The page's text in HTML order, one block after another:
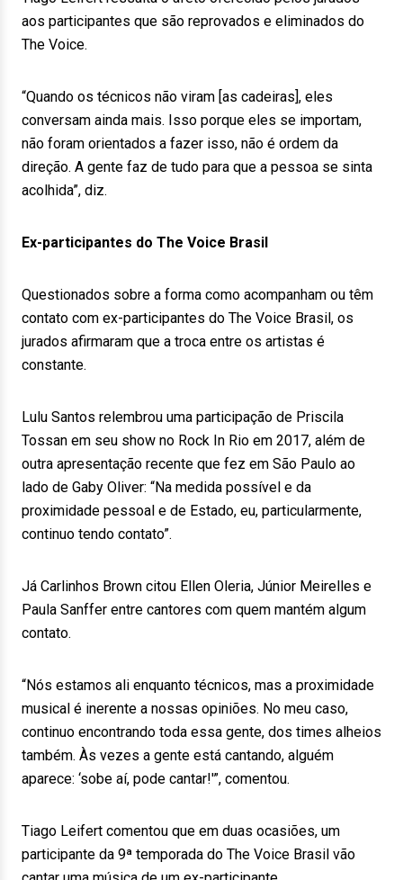
aos participantes que são reprovados e eliminados do
The Voice.
“Quando os técnicos não viram [as cadeiras], eles
conversam ainda mais. Isso porque eles se importam,
não foram orientados a fazer isso, não é ordem da
direção. A gente faz de tudo para que a pessoa se sinta
acolhida”, diz.
Ex-participantes do The Voice Brasil
Questionados sobre a forma como acompanham ou têm
contato com ex-participantes do The Voice Brasil, os
jurados afirmaram que a troca entre os artistas é
constante.
Lulu Santos relembrou uma participação de Priscila
Tossan em seu show no Rock In Rio em 2017, além de
outra apresentação recente que fez em São Paulo ao
lado de Gaby Oliver: “Na medida possível e da
proximidade pessoal e de Estado, eu, particularmente,
continuo tendo contato”.
Já Carlinhos Brown citou Ellen Oleria, Júnior Meirelles e
Paula Sanffer entre cantores com quem mantém algum
contato.
“Nós estamos ali enquanto técnicos, mas a proximidade
musical é inerente a nossas opiniões. No meu caso,
continuo encontrando toda essa gente, dos times alheios
também. Às vezes a gente está cantando, alguém
aparece: ‘sobe aí, pode cantar!'”, comentou.
Tiago Leifert comentou que em duas ocasiões, um
participante da 9ª temporada do The Voice Brasil vão